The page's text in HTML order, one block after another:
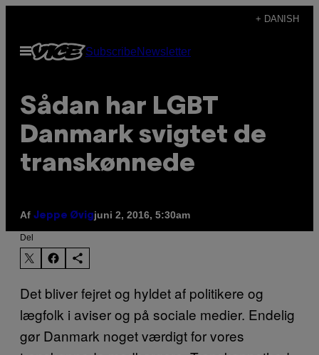
indhold
+ DANISH
Åbn
Menu
SubscribeNewsletter
Sådan har LGBT
Danmark svigtet de
transkønnede
Af Jeppe Øvigjuni 2, 2016, 5:30am
Del
Det bliver fejret og hyldet af politikere og
lægfolk i aviser og på sociale medier. Endelig
gør Danmark noget værdigt for vores